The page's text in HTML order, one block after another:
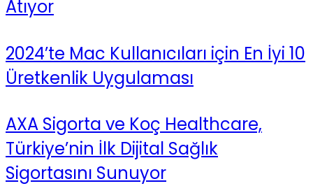
Atıyor
2024’te Mac Kullanıcıları için En İyi 10
Üretkenlik Uygulaması
AXA Sigorta ve Koç Healthcare,
Türkiye’nin İlk Dijital Sağlık
Sigortasını Sunuyor